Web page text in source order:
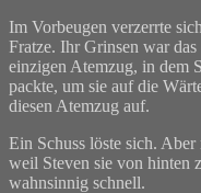
Im Vorbeugen verzerrte
Fratze. Ihr Grinsen war
einzigen Atemzug, in dem
packte, um sie auf die
diesen Atemzug auf.
Ein Schuss löste sich.
weil Steven sie von hinten
wahnsinnig schnell.